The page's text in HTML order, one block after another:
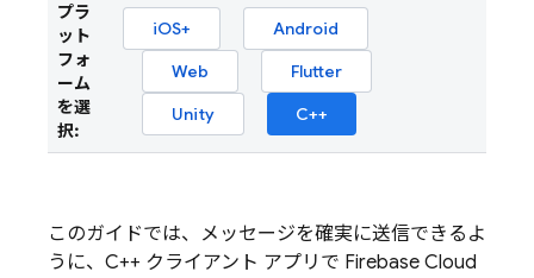
プラ
ット
フォ
ーム
を選
択:
iOS+
Android
Web
Flutter
Unity
C++
このガイドでは、メッセージを確実に送信できるよ
うに、C++ クライアント アプリで Firebase Cloud